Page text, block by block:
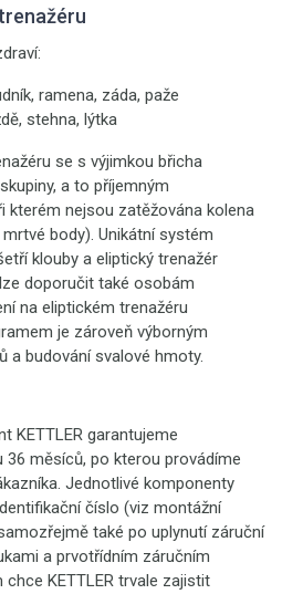
ramena, záda, paže
stehna, lýtka
se s výjimkou břicha
a to příjemným
kterém nejsou zatěžována kolena
body). Unikátní systém
klouby a eliptický trenažér
doporučit také osobám
na eliptickém trenažéru
je zároveň výborným
a budování svalové hmoty.
KETTLER garantujeme
měsíců, po kterou provádíme
Jednotlivé komponenty
číslo (viz montážní
také po uplynutí záruční
a prvotřídním záručním
KETTLER trvale zajistit